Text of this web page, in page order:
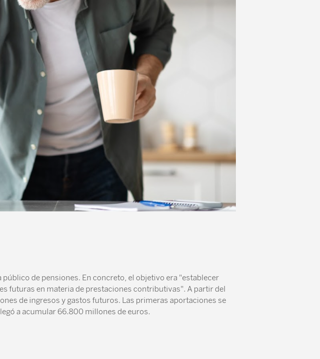
de pensiones. En concreto, el objetivo era "establecer
futuras en materia de prestaciones contributivas". A partir del
de ingresos y gastos futuros. Las primeras aportaciones se
a acumular 66.800 millones de euros.